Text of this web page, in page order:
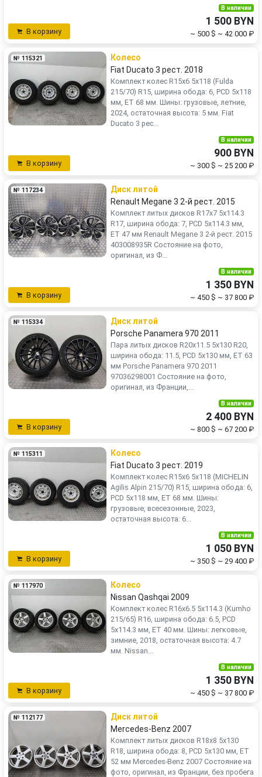
В корзину
В наличии
1 500 BYN
~ 500 $ ~ 42 000 ₽
№ 115321
Колесо
Fiat Ducato 3 рест. 2018
Комплект колес R15x6 5x118 (Fulda
215/70) R15, ширина обода: 6, PCD 5x118
мм, ET 68 мм. Шины: грузовые, летние,
2024, остаточная высота: 5 мм. Fiat
Ducato 3 рес...
В корзину
В наличии
900 BYN
~ 300 $ ~ 25 200 ₽
№ 117234
Диск литой
Renault Megane 3 2-й рест. 2015
Комплект литых дисков R17x7 5x114.3
R17, ширина обода: 7, PCD 5x114.3 мм,
ET 47 мм Renault Megane 3 2-й рест. 2015
403008935R Состояние на фото,
оригинал, из Ф...
В корзину
В наличии
1 350 BYN
~ 450 $ ~ 37 800 ₽
№ 115334
Диск литой
Porsche Panamera 970 2011
Пара литых дисков R20x11.5 5x130 R20,
ширина обода: 11.5, PCD 5x130 мм, ET 63
мм Porsche Panamera 970 2011
97036298001 Состояние на фото,
оригинал, из Франции,...
В корзину
В наличии
2 400 BYN
~ 800 $ ~ 67 200 ₽
№ 115311
Колесо
Fiat Ducato 3 рест. 2019
Комплект колес R15x6 5x118 (MICHELIN
Agilis Alpin 215/70) R15, ширина обода: 6,
PCD 5x118 мм, ET 68 мм. Шины:
грузовые, всесезонные, 2023,
остаточная высота: 6...
В корзину
В наличии
1 050 BYN
~ 350 $ ~ 29 400 ₽
№ 117970
Колесо
Nissan Qashqai 2009
Комплект колес R16x6.5 5x114.3 (Kumho
215/65) R16, ширина обода: 6.5, PCD
5x114.3 мм, ET 40 мм. Шины: легковые,
зимние, 2018, остаточная высота: 4.7
мм. Nissan...
В корзину
В наличии
1 350 BYN
~ 450 $ ~ 37 800 ₽
№ 112177
Диск литой
Mercedes-Benz 2007
Комплект литых дисков R18x8 5x130
R18, ширина обода: 8, PCD 5x130 мм, ET
52 мм Mercedes-Benz 2007 Состояние на
фото, оригинал, из Франции, без пробега